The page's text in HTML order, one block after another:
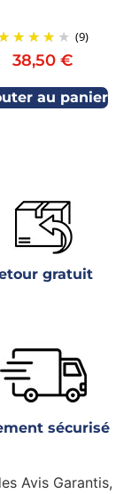
(9)
38,50€
au panier
gratuit
sécurisé
Avis Garantis,